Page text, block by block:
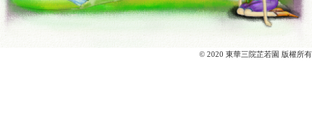
© 2020 東華三院芷若園 版權所有